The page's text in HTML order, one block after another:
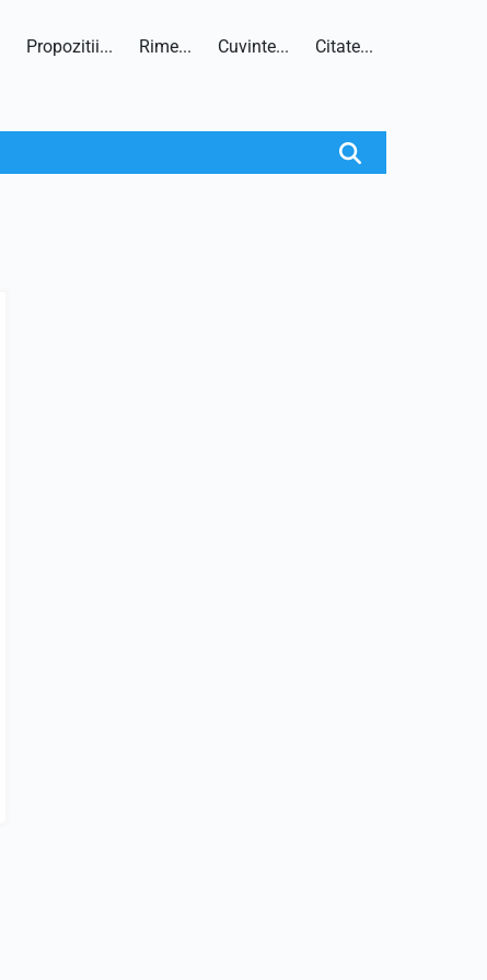
Propozitii... Rime... Cuvinte... Citate...